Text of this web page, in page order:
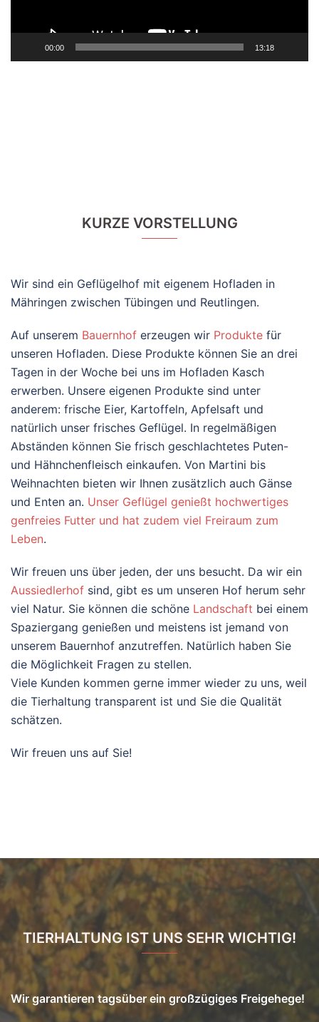
00:00 13:18
KURZE VORSTELLUNG
Wir sind ein Geflügelhof mit eigenem Hofladen in
Mähringen zwischen Tübingen und Reutlingen.
Auf unserem Bauernhof erzeugen wir Produkte für
unseren Hofladen. Diese Produkte können Sie an drei
Tagen in der Woche bei uns im Hofladen Kasch
erwerben. Unsere eigenen Produkte sind unter
anderem: frische Eier, Kartoffeln, Apfelsaft und
natürlich unser frisches Geflügel. In regelmäßigen
Abständen können Sie frisch geschlachtetes Puten-
und Hähnchenfleisch einkaufen. Von Martini bis
Weihnachten bieten wir Ihnen zusätzlich auch Gänse
und Enten an. Unser Geflügel genießt hochwertiges
genfreies Futter und hat zudem viel Freiraum zum
Leben.
Wir freuen uns über jeden, der uns besucht. Da wir ein
Aussiedlerhof sind, gibt es um unseren Hof herum sehr
viel Natur. Sie können die schöne Landschaft bei einem
Spaziergang genießen und meistens ist jemand von
unserem Bauernhof anzutreffen. Natürlich haben Sie
die Möglichkeit Fragen zu stellen.
Viele Kunden kommen gerne immer wieder zu uns, weil
die Tierhaltung transparent ist und Sie die Qualität
schätzen.
Wir freuen uns auf Sie!
TIERHALTUNG IST UNS SEHR WICHTIG!
Wir garantieren tagsüber ein großzügiges Freigehege!